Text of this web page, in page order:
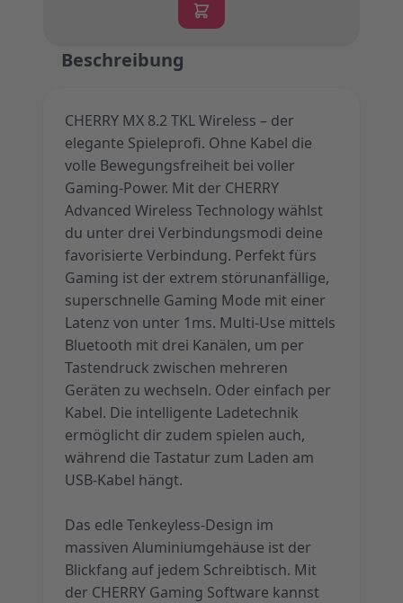
Beschreibung
CHERRY MX 8.2 TKL Wireless – der
elegante Spieleprofi. Ohne Kabel die
volle Bewegungsfreiheit bei voller
Gaming-Power. Mit der CHERRY
Advanced Wireless Technology wählst
du unter drei Verbindungsmodi deine
favorisierte Verbindung. Perfekt fürs
Gaming ist der extrem störunanfällige,
superschnelle Gaming Mode mit einer
Latenz von unter 1ms. Multi-Use mittels
Bluetooth mit drei Kanälen, um per
Tastendruck zwischen mehreren
Geräten zu wechseln. Oder einfach per
Kabel. Die intelligente Ladetechnik
ermöglicht dir zudem spielen auch,
während die Tastatur zum Laden am
USB-Kabel hängt.
Das edle Tenkeyless-Design im
massiven Aluminiumgehäuse ist der
Blickfang auf jedem Schreibtisch. Mit
der CHERRY Gaming Software kannst